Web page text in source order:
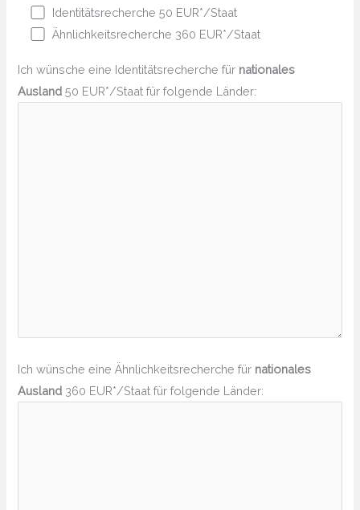
Identitätsrecherche 50 EUR*/Staat
Ähnlichkeitsrecherche 360 EUR*/Staat
Ich wünsche eine Identitätsrecherche für nationales
Ausland 50 EUR*/Staat für folgende Länder:
Ich wünsche eine Ähnlichkeitsrecherche für nationales
Ausland 360 EUR*/Staat für folgende Länder: